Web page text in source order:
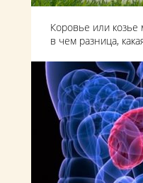
Коровье или
в чем разница,